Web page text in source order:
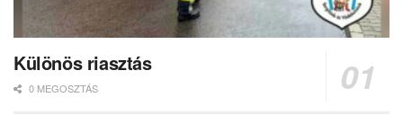
Különös riasztás
0 MEGOSZTÁS